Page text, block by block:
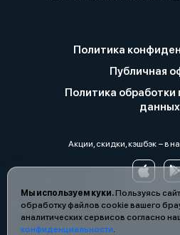
Мы используем куки.Пользуясь
обработку файлов cookie вашего
аналитических сервисов согласно
конфиденциальности.
Политика
Публичная
Политика обработки
данных
Акции, скидки, кэшбэк − в